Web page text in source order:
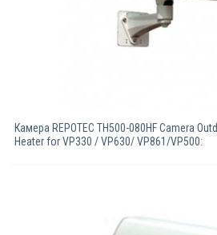
Камерa REPOTEC TH500-080HF Camera
Heater for VP330 / VP630/ VP861/VP500: